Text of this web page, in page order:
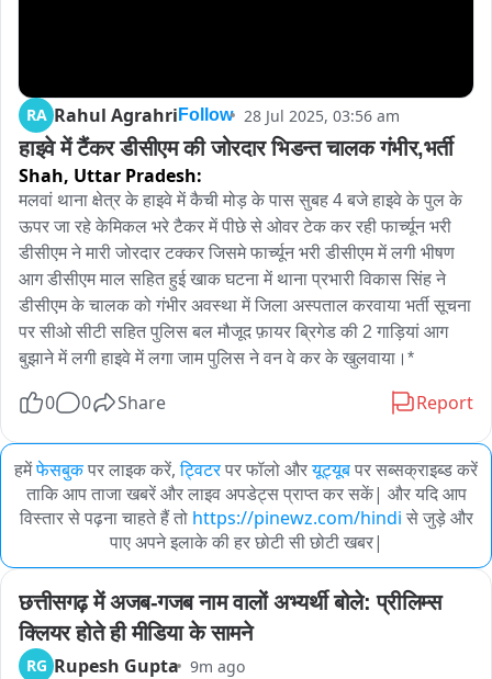
RA Rahul Agrahri Follow 28 Jul 2025, 03:56 am
हाइवे में टैंकर डीसीएम की जोरदार भिडन्त चालक गंभीर,भर्ती
Shah, Uttar Pradesh:
मलवां थाना क्षेत्र के हाइवे में कैची मोड़ के पास सुबह 4 बजे हाइवे के पुल के
ऊपर जा रहे केमिकल भरे टैकर में पीछे से ओवर टेक कर रही फार्च्यून भरी
डीसीएम ने मारी जोरदार टक्कर जिसमे फार्च्यून भरी डीसीएम में लगी भीषण
आग डीसीएम माल सहित हुई खाक घटना में थाना प्रभारी विकास सिंह ने
डीसीएम के चालक को गंभीर अवस्था में जिला अस्पताल करवाया भर्ती सूचना
पर सीओ सीटी सहित पुलिस बल मौजूद फ़ायर ब्रिगेड की 2 गाड़ियां आग
बुझाने में लगी हाइवे में लगा जाम पुलिस ने वन वे कर के खुलवाया।*
0 0 Share Report
हमेंफेसबुकपर लाइक करें, ट्विटरपर फॉलो औरयूट्यूबपर सब्सक्राइब्ड करें
ताकि आप ताजा खबरें और लाइव अपडेट्स प्राप्त कर सकें| और यदि आप
विस्तार से पढ़ना चाहते हैं तो https://pinewz.com/hindi से जुड़े और
पाए अपने इलाके की हर छोटी सी छोटी खबर|
छत्तीसगढ़ में अजब-गजब नाम वालों अभ्यर्थी बोले: प्रीलिम्स
क्लियर होते ही मीडिया के सामने
RG Rupesh Gupta 9m ago